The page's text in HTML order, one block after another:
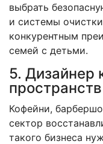
выбрать
и системы
конкурентным
семей с детьми.
5. Дизайнер
Кофейни,
сектор
такого бизнеса